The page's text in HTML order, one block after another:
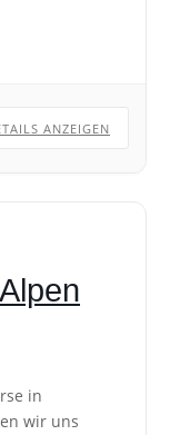
ANZEIGEN
in
wir uns